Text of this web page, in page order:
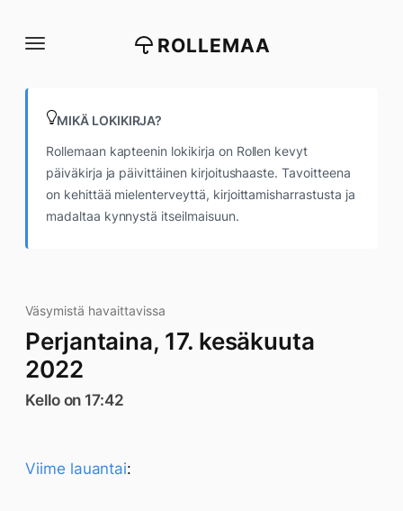
suoraan
ROLLEMAA
MIKÄ LOKIKIRJA?
Rollemaan kapteenin lokikirja on Rollen kevyt
päiväkirja ja päivittäinen kirjoitushaaste. Tavoitteena
on kehittää mielenterveyttä, kirjoittamisharrastusta ja
madaltaa kynnystä itseilmaisuun.
Väsymistä havaittavissa
Perjantaina, 17. kesäkuuta
2022
Kello on 17:42
Viime lauantai: